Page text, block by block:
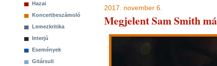
Hazai
Koncertbeszámoló
Lemezkritika
Interjú
Események
Gitársuli
2017. november 6.
Megjelent Sam Smith